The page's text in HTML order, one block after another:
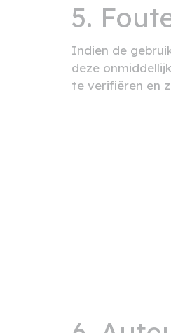
5.
Indien de
deze
te verifiëren en